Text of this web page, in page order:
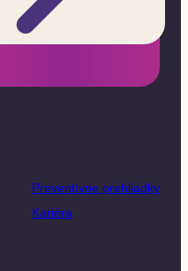
Preventívne prehliadky
Kariéra